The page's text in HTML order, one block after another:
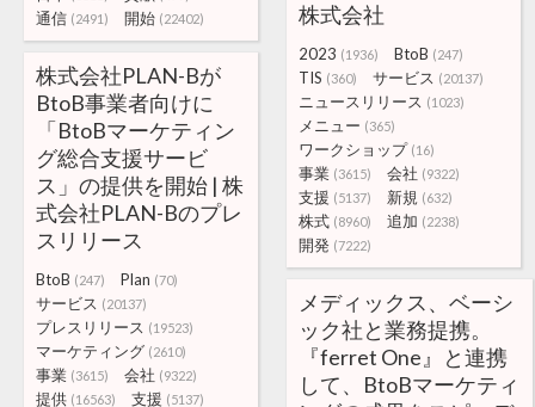
通信 (2491) 開始 (22402)
株式会社
2023 (1936) BtoB (247)
TIS (360) サービス (20137)
ニュースリリース (1023)
メニュー (365)
ワークショップ (16)
事業 (3615) 会社 (9322)
支援 (5137) 新規 (632)
株式 (8960) 追加 (2238)
開発 (7222)
株式会社PLAN-Bが
BtoB事業者向けに
「BtoBマーケティン
グ総合支援サービ
ス」の提供を開始 | 株
式会社PLAN-Bのプレ
スリリース
BtoB (247) Plan (70)
サービス (20137)
プレスリリース (19523)
マーケティング (2610)
事業 (3615) 会社 (9322)
提供 (16563) 支援 (5137)
メディックス、ベーシ
ック社と業務提携。
『ferret One』と連携
して、BtoBマーケティ